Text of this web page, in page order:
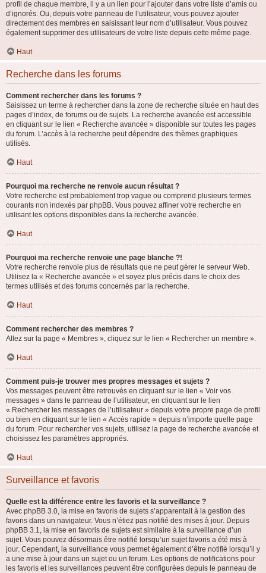
profil de chaque membre, il y a un lien pour l’ajouter dans votre liste d’amis ou
d’ignorés. Ou, depuis votre panneau de l’utilisateur, vous pouvez ajouter
directement des membres en saisissant leur nom d’utilisateur. Vous pouvez
également supprimer des utilisateurs de votre liste depuis cette même page.
Haut
Recherche dans les forums
Comment rechercher dans les forums ?
Saisissez un terme à rechercher dans la zone de recherche située en haut des
pages d’index, de forums ou de sujets. La recherche avancée est accessible
en cliquant sur le lien « Recherche avancée » disponible sur toutes les pages
du forum. L’accès à la recherche peut dépendre des thèmes graphiques
utilisés.
Haut
Pourquoi ma recherche ne renvoie aucun résultat ?
Votre recherche est probablement trop vague ou comprend plusieurs termes
courants non indexés par phpBB. Vous pouvez affiner votre recherche en
utilisant les options disponibles dans la recherche avancée.
Haut
Pourquoi ma recherche renvoie une page blanche ?!
Votre recherche renvoie plus de résultats que ne peut gérer le serveur Web.
Utilisez la « Recherche avancée » et soyez plus précis dans le choix des
termes utilisés et des forums concernés par la recherche.
Haut
Comment rechercher des membres ?
Allez sur la page « Membres », cliquez sur le lien « Rechercher un membre ».
Haut
Comment puis-je trouver mes propres messages et sujets ?
Vos messages peuvent être retrouvés en cliquant sur le lien « Voir vos
messages » dans le panneau de l’utilisateur, en cliquant sur le lien
« Rechercher les messages de l’utilisateur » depuis votre propre page de profil
ou bien en cliquant sur le lien « Accès rapide » depuis n’importe quelle page
du forum. Pour rechercher vos sujets, utilisez la page de recherche avancée et
choisissez les paramètres appropriés.
Haut
Surveillance et favoris
Quelle est la différence entre les favoris et la surveillance ?
Avec phpBB 3.0, la mise en favoris de sujets s’apparentait à la gestion des
favoris dans un navigateur. Vous n’étiez pas notifié des mises à jour. Depuis
phpBB 3.1, la mise en favoris de sujets est similaire à la surveillance d’un
sujet. Vous pouvez désormais être notifié lorsqu’un sujet favoris a été mis à
jour. Cependant, la surveillance vous permet également d’être notifié lorsqu’il y
a une mise à jour dans un sujet ou un forum. Les options de notifications pour
les favoris et les surveillances peuvent être configurées depuis le panneau de